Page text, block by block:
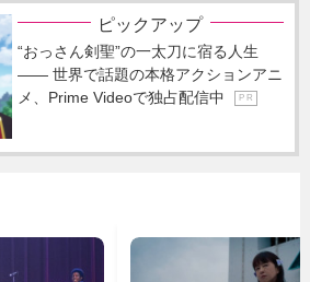
ピックアップ
“おっさん剣聖”の一太刀に宿る人生
―― 世界で話題の本格アクションアニ
メ、Prime Videoで独占配信中
P R